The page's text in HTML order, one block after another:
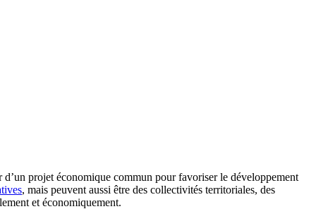
d’un projet économique commun pour favoriser le développement
, mais peuvent aussi être des collectivités territoriales, des
et économiquement.